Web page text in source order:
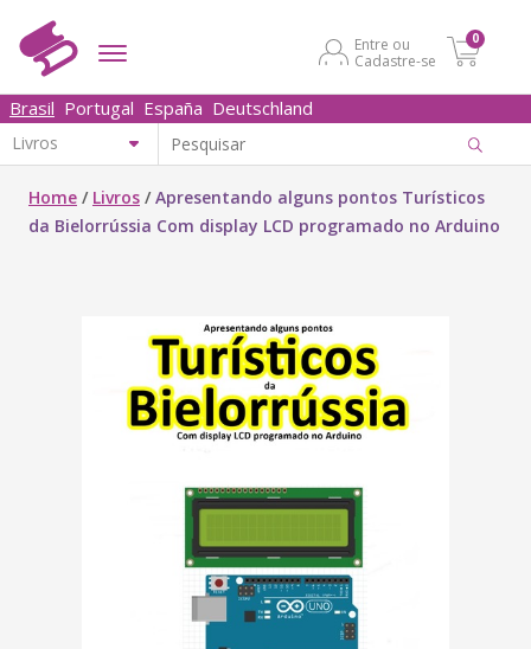
Entre ou
Cadastre-se
0
Brasil Portugal España Deutschland
Home / Livros /Apresentando alguns pontos Turísticos
da Bielorrússia Com display LCD programado no Arduino